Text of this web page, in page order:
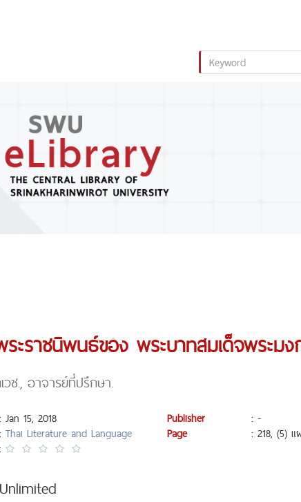
ราชนิพนธ์ของ พระบาทสมเด็จพระมง
ช., อาจารย์ที่ปรึกษา.
: Jan 15, 2018 Publisher
: -
: Thai Literature and Language Page
: 218, (5) แ
:
Unlimited